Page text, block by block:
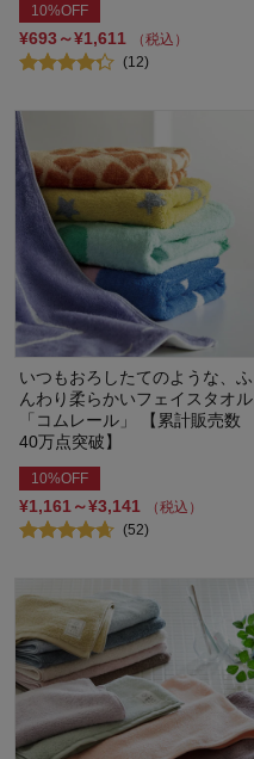
10%OFF
¥693～¥1,611
（税込）
(12)
いつもおろしたてのような、ふ
んわり柔らかいフェイスタオル
「コムレール」 【累計販売数
40万点突破】
10%OFF
¥1,161～¥3,141
（税込）
(52)